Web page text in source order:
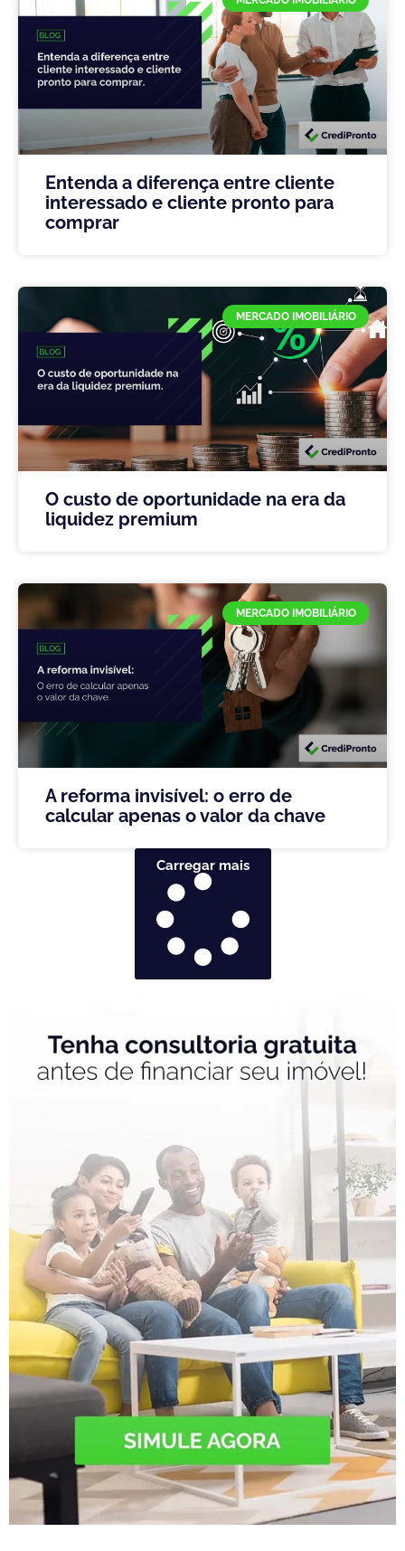
Entenda a diferença entre cliente
interessado e cliente pronto para
comprar
MERCADO IMOBILIÁRIO
O custo de oportunidade na era da
liquidez premium
MERCADO IMOBILIÁRIO
A reforma invisível: o erro de
calcular apenas o valor da chave
Carregar mais